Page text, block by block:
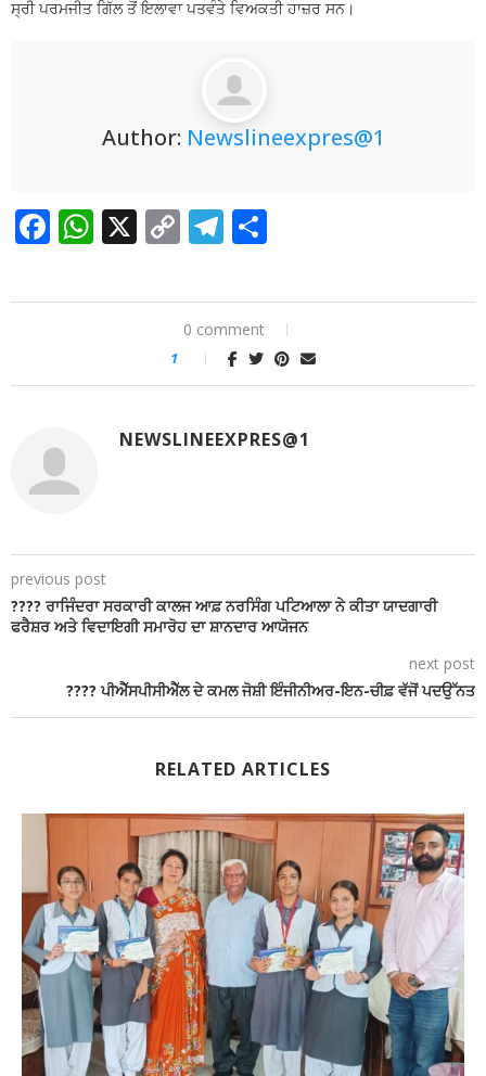
ਸ੍ਰੀ ਪਰਮਜੀਤ ਗਿੱਲ ਤੋਂ ਇਲਾਵਾ ਪਤਵੰਤੇ ਵਿਅਕਤੀ ਹਾਜ਼ਰ ਸਨ।
Author: Newslineexpres@1
Facebook
WhatsApp
X CopyTelegram
0 comment
1
NEWSLINEEXPRES@1
previous post
???? ਰਾਜਿੰਦਰਾ ਸਰਕਾਰੀ ਕਾਲਜ ਆਫ਼ ਨਰਸਿੰਗ ਪਟਿਆਲਾ ਨੇ ਕੀਤਾ ਯਾਦਗਾਰੀ
ਫਰੈਸ਼ਰ ਅਤੇ ਵਿਦਾਇਗੀ ਸਮਾਰੋਹ ਦਾ ਸ਼ਾਨਦਾਰ ਆਯੋਜਨ
next post
???? ਪੀਐੱਸਪੀਸੀਐੱਲ ਦੇ ਕਮਲ ਜੋਸ਼ੀ ਇੰਜੀਨੀਅਰ-ਇਨ-ਚੀਫ਼ ਵੱਜੋਂ ਪਦਉੱਨਤ
RELATED ARTICLES